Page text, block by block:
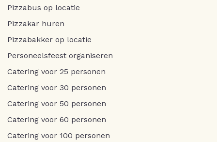
Pizzabus op locatie
Pizzakar huren
Pizzabakker op locatie
Personeelsfeest organiseren
Catering voor 25 personen
Catering voor 30 personen
Catering voor 50 personen
Catering voor 60 personen
Catering voor 100 personen